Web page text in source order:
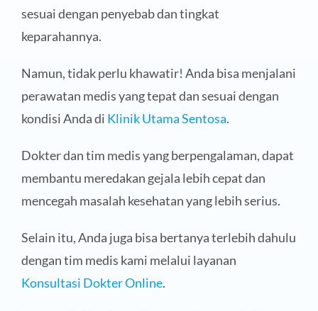
sesuai dengan penyebab dan tingkat
keparahannya.
Namun, tidak perlu khawatir! Anda bisa menjalani
perawatan medis yang tepat dan sesuai dengan
kondisi Anda di Klinik Utama Sentosa.
Dokter dan tim medis yang berpengalaman, dapat
membantu meredakan gejala lebih cepat dan
mencegah masalah kesehatan yang lebih serius.
Selain itu, Anda juga bisa bertanya terlebih dahulu
dengan tim medis kami melalui layanan
Konsultasi Dokter Online.